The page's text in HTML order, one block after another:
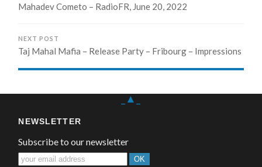
Mahadev Cometo – RadioFR, June 20, 2022
NEXT POST
Taj Mahal Mafia – Release Party – Fribourg – Impressions
_▲_
NEWSLETTER
Subscribe to our newsletter